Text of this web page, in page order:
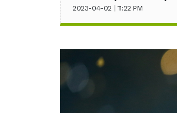
2023-04-02 | 11:22 PM